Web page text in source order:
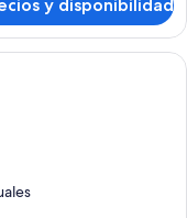
y disponibilidad
de hotel con dos camas,